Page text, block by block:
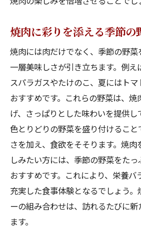
焼肉に彩りを添える季節の
焼肉には肉だけでなく、季節の野菜
一層美味しさが引き立ちます。例え
スパラガスやたけのこ、夏にはト
おすすめです。これらの野菜は、焼
げ、さっぱりとした味わいを提供し
色とりどりの野菜を盛り付けるこ
さを加え、食欲をそそります。焼
しみたい方には、季節の野菜をた
おすすめです。これにより、栄養バ
充実した食事体験となるでしょう。
ーの組み合わせは、訪れるたびに
ます。